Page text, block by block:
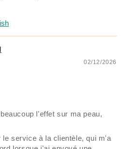
02/12/2026
l'effet sur ma peau,
le service à la clientèle, qui m'a